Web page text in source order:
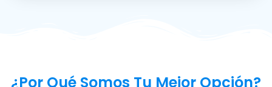
¿Por Qué Somos Tu Mejor Opción?